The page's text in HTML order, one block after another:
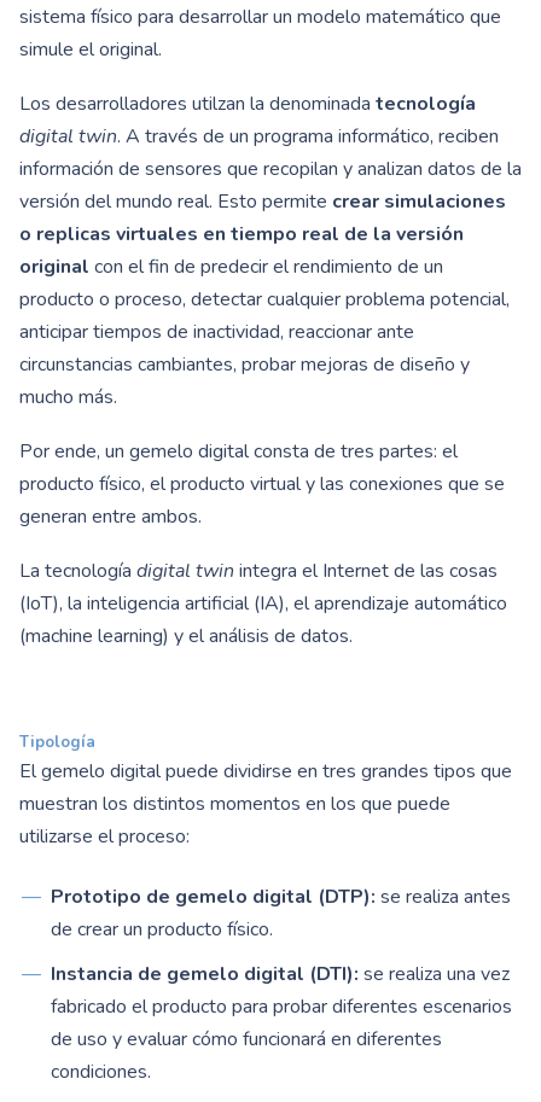
sistema físico para desarrollar un modelo matemático que
simule el original.
Los desarrolladores utilzan la denominada tecnología
digital twin. A través de un programa informático, reciben
información de sensores que recopilan y analizan datos de la
versión del mundo real. Esto permite crear simulaciones
o replicas virtuales en tiempo real de la versión
original con el fin de predecir el rendimiento de un
producto o proceso, detectar cualquier problema potencial,
anticipar tiempos de inactividad, reaccionar ante
circunstancias cambiantes, probar mejoras de diseño y
mucho más.
Por ende, un gemelo digital consta de tres partes: el
producto físico, el producto virtual y las conexiones que se
generan entre ambos.
La tecnología digital twin integra el Internet de las cosas
(IoT), la inteligencia artificial (IA), el aprendizaje automático
(machine learning) y el análisis de datos.
Tipología
El gemelo digital puede dividirse en tres grandes tipos que
muestran los distintos momentos en los que puede
utilizarse el proceso:
Prototipo de gemelo digital (DTP): se realiza antes
de crear un producto físico.
Instancia de gemelo digital (DTI): se realiza una vez
fabricado el producto para probar diferentes escenarios
de uso y evaluar cómo funcionará en diferentes
condiciones.